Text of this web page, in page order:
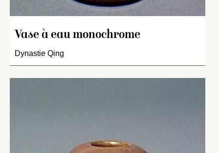
Vase à eau monochrome
Dynastie Qing